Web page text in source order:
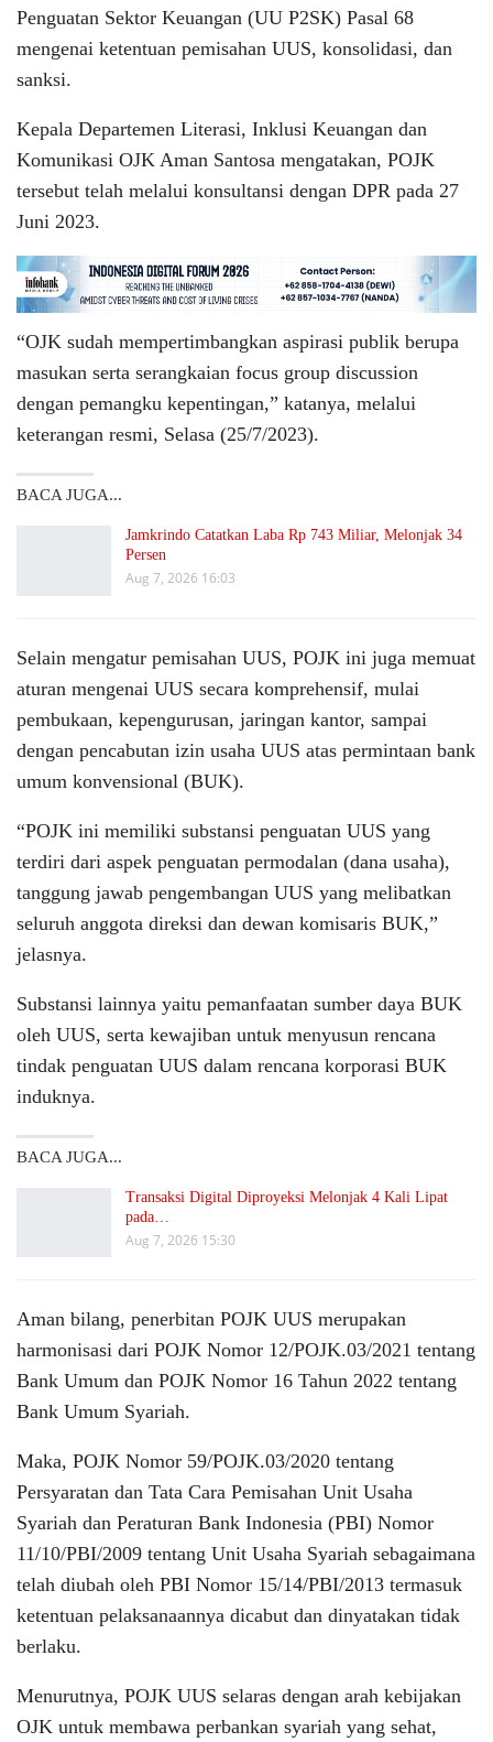
Penguatan Sektor Keuangan (UU P2SK) Pasal 68
mengenai ketentuan pemisahan UUS, konsolidasi, dan
sanksi.
Kepala Departemen Literasi, Inklusi Keuangan dan
Komunikasi OJK Aman Santosa mengatakan, POJK
tersebut telah melalui konsultansi dengan DPR pada 27
Juni 2023.
“OJK sudah mempertimbangkan aspirasi publik berupa
masukan serta serangkaian focus group discussion
dengan pemangku kepentingan,” katanya, melalui
keterangan resmi, Selasa (25/7/2023).
BACA JUGA...
Jamkrindo Catatkan Laba Rp 743 Miliar, Melonjak 34
Persen
Aug 7, 2026 16:03
Selain mengatur pemisahan UUS, POJK ini juga memuat
aturan mengenai UUS secara komprehensif, mulai
pembukaan, kepengurusan, jaringan kantor, sampai
dengan pencabutan izin usaha UUS atas permintaan bank
umum konvensional (BUK).
“POJK ini memiliki substansi penguatan UUS yang
terdiri dari aspek penguatan permodalan (dana usaha),
tanggung jawab pengembangan UUS yang melibatkan
seluruh anggota direksi dan dewan komisaris BUK,”
jelasnya.
Substansi lainnya yaitu pemanfaatan sumber daya BUK
oleh UUS, serta kewajiban untuk menyusun rencana
tindak penguatan UUS dalam rencana korporasi BUK
induknya.
BACA JUGA...
Transaksi Digital Diproyeksi Melonjak 4 Kali Lipat
pada…
Aug 7, 2026 15:30
Aman bilang, penerbitan POJK UUS merupakan
harmonisasi dari POJK Nomor 12/POJK.03/2021 tentang
Bank Umum dan POJK Nomor 16 Tahun 2022 tentang
Bank Umum Syariah.
Maka, POJK Nomor 59/POJK.03/2020 tentang
Persyaratan dan Tata Cara Pemisahan Unit Usaha
Syariah dan Peraturan Bank Indonesia (PBI) Nomor
11/10/PBI/2009 tentang Unit Usaha Syariah sebagaimana
telah diubah oleh PBI Nomor 15/14/PBI/2013 termasuk
ketentuan pelaksanaannya dicabut dan dinyatakan tidak
berlaku.
Menurutnya, POJK UUS selaras dengan arah kebijakan
OJK untuk membawa perbankan syariah yang sehat,